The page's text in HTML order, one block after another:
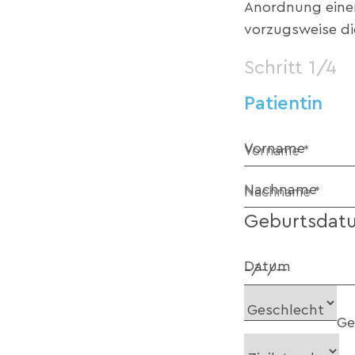
Anordnung
vorzugsweise
Schritt 1/4
Patientin
Vorname
Nachname
Datum